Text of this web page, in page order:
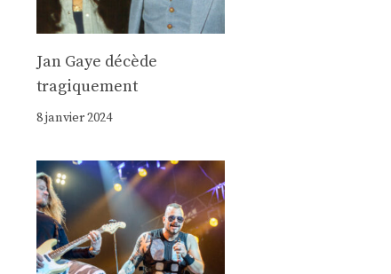
Jan Gaye décède
tragiquement
8 janvier 2024